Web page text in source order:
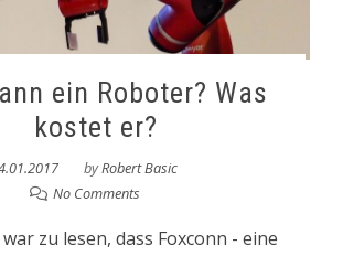
ein Roboter? Was
kostet er?
byRobert Basic
No Comments
zu lesen, dass Foxconn - eine